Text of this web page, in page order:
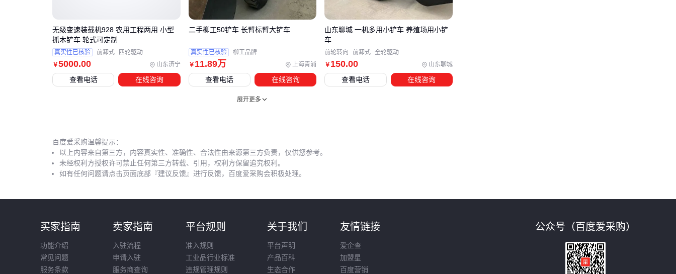
液压系统
：每500小时更换滤芯，浑浊的液压油会加速泵阀磨
损
结构检查：重点关注大臂铰接点和铲斗焊缝，早期裂纹补焊
成本远低于断裂更换
：备一套叉车维修工具
应对现场突发故障，包括
千斤顶、扒胎器等
维护铁律：清洁比润滑更重要——90%的液压故障源于污染物
（柴油/电动）、驱动方式（两驱/四驱）和扩展能力，最后用配
套和维护方案锁定总成本。
￥5000.00 山东济宁
无级变速装载机928 农用工程两用 小型
抓木铲车 轮式可定制
真实性已核验 前卸式 四轮驱动
查看电话 在线咨询
￥ 11.89万 上海青浦
二手柳工50铲车 长臂标臂大铲车
真实性已核验 柳工品牌
查看电话 在线咨询
￥ 150.00 山东聊城
山东聊城 一机多用小铲车 养殖场用小铲
车
前轮转向 前卸式 全轮驱动
查看电话 在线咨询
展开更多
百度爱采购温馨提示：
以上内容来自第三方，内容真实性、准确性、合法性由来源第三方负责，仅供您参考。
未经权利方授权许可禁止任何第三方转载、引用，权利方保留追究权利。
如有任何问题请点击页面底部『建议反馈』进行反馈，百度爱采购会积极处理。
买家指南
功能介绍
常见问题
服务条款
卖家指南
入驻流程
申请入驻
服务商查询
平台规则
准入规则
工业品行业标准
违规管理规则
关于我们
平台声明
产品百科
生态合作
友情链接
爱企查
加盟星
百度营销
公众号（百度爱采购）